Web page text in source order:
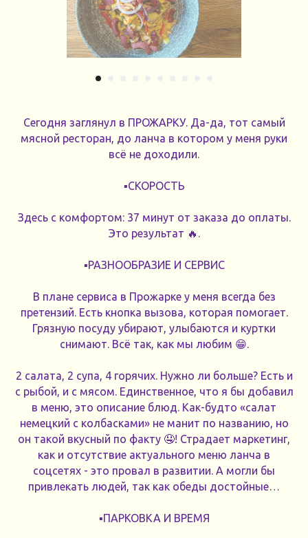
Сегодня заглянул в ПРОЖАРКУ. Да-да, тот самый
мясной ресторан, до ланча в котором у меня руки
всё не доходили.
▪️СКОРОСТЬ
Здесь с комфортом: 37 минут от заказа до оплаты.
Это результат 🔥.
▪️РАЗНООБРАЗИЕ И СЕРВИС
В плане сервиса в Прожарке у меня всегда без
претензий. Есть кнопка вызова, которая помогает.
Грязную посуду убирают, улыбаются и куртки
снимают. Всё так, как мы любим 😁.
2 салата, 2 супа, 4 горячих. Нужно ли больше? Есть и
с рыбой, и с мясом. Единственное, что я бы добавил
в меню, это описание блюд. Как-будто «салат
немецкий с колбасками» не манит по названию, но
он такой вкусный по факту 🤤! Страдает маркетинг,
как и отсутствие актуального меню ланча в
соцсетях - это провал в развитии. А могли бы
привлекать людей, так как обеды достойные…
▪️ПАРКОВКА И ВРЕМЯ